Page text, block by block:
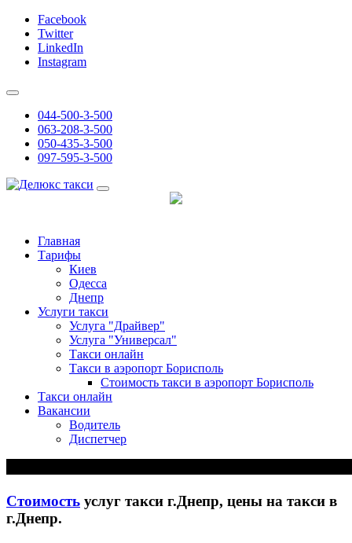
Facebook
Twitter
LinkedIn
Instagram
044-500-3-500
063-208-3-500
050-435-3-500
097-595-3-500
Главная
Тарифы
Киев
Одесса
Днепр
Услуги такси
Услуга "Драйвер"
Услуга "Универсал"
Такси онлайн
Такси в аэропорт Борисполь
Стоимость такси в аэропорт Борисполь
Такси онлайн
Вакансии
Водитель
Диспетчер
Стоимость услуг такси г.Днепр, цены на такси в
г.Днепр.